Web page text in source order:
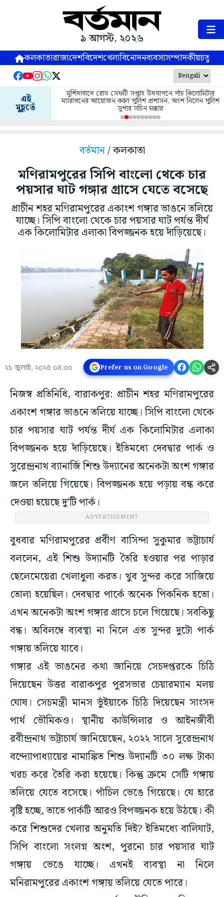
৯ আগস্ট, ২০২৬
কলকাতারাজ্যদেশবিদেশখেলাবিনোদনব্যবসাসম্পাদকীয়
এই
মুহূর্তে
মুর্শিদাবাদে রোড সেফটি সপ্তাহ উদযাপনে পাঁচ কিলোমিটার
ম্যারাথনের আয়োজন করল পুলিশ প্রশাসন, অংশ নিলেন পুলিশ
সুপার সচিন মক্কার
বর্তমান/ কলকাতা
মণিরামপুরের সিপি বাংলো থেকে চার
পয়সার ঘাট গঙ্গার গ্রাসে যেতে বসেছে
প্রাচীন শহর মণিরামপুরের একাংশ গঙ্গার ভাঙনে তলিয়ে
যাচ্ছে। সিপি বাংলো থেকে চার পয়সার ঘাট পর্যন্ত দীর্ঘ
এক কিলোমিটার এলাকা বিপজ্জনক হয়ে দাঁড়িয়েছে।
২১ জুলাই, ২০২৫ ০৪:০০ Prefer us on Google
নিজস্ব প্রতিনিধি, বারাকপুর: প্রাচীন শহর মণিরামপুরের
একাংশ গঙ্গার ভাঙনে তলিয়ে যাচ্ছে। সিপি বাংলো থেকে
চার পয়সার ঘাট পর্যন্ত দীর্ঘ এক কিলোমিটার এলাকা
বিপজ্জনক হয়ে দাঁড়িয়েছে। ইতিমধ্যে দেবদ্বার পার্ক ও
সুরেন্দ্রনাথ ব্যানার্জি শিশু উদ্যানের অনেকটা অংশ গঙ্গার
জলে তলিয়ে গিয়েছে। বিপজ্জনক হয়ে পড়ায় বন্ধ করে
দেওয়া হয়েছে দু’টি পার্ক।
ADVERTISEMENT
বুধবার মণিরামপুরের প্রবীণ বাসিন্দা সুকুমার ভট্টাচার্য
বললেন, এই শিশু উদ্যানটি তৈরি হওয়ার পর পাড়ার
ছেলেমেয়েরা খেলাধুলা করত। খুব সুন্দর করে সাজিয়ে
তোলা হয়েছিল। দেবদ্বার পার্কে অনেক পিকনিক হতো।
এখন অনেকটা অংশ গঙ্গার গ্রাসে চলে গিয়েছে। সবকিছু
বন্ধ। অবিলম্বে ব্যবস্থা না নিলে এত সুন্দর দুটো পার্ক
গঙ্গায় তলিয়ে যাবে।
গঙ্গার এই ভাঙনের কথা জানিয়ে সেচদপ্তরকে চিঠি
দিয়েছেন উত্তর বারাকপুর পুরসভার চেয়ারম্যান মলয়
ঘোষ। সেচমন্ত্রী মানস ভুঁইয়াকে চিঠি দিয়েছেন সাংসদ
পার্থ ভৌমিকও। স্থানীয় কাউন্সিলার ও আইনজীবী
রবীন্দ্রনাথ ভট্টাচার্য জানিয়েছেন, ২০২২ সালে সুরেন্দ্রনাথ
বন্দ্যোপাধ্যায়ের নামাঙ্কিত শিশু উদ্যানটি ৩০ লক্ষ টাকা
খরচ করে তৈরি করা হয়েছে। কিন্তু ক্রমে সেটি গঙ্গায়
তলিয়ে যেতে বসেছে। পাঁচিল ভেঙে গিয়েছে। যে হারে
বৃষ্টি হচ্ছে, তাতে পার্কটি আরও বিপজ্জনক হয়ে উঠছে। কী
করে শিশুদের খেলার অনুমতি দিই? ইতিমধ্যে বালিঘাট,
সিপি বাংলো সংলগ্ন অংশ, পুরনো চার পয়সার ঘাট
গঙ্গায় ভেঙে যাচ্ছে। এখনই ব্যবস্থা না নিলে
মনিরামপুরের একাংশ গঙ্গায় তলিয়ে যেতে পারে।